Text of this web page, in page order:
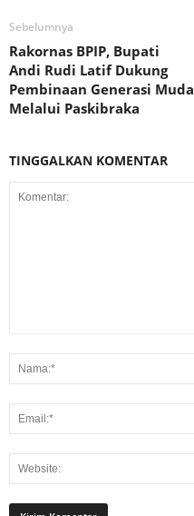
Sebelumnya
Rakornas BPIP, Bupati
Andi Rudi Latif Dukung
Pembinaan Generasi Muda
Melalui Paskibraka
TINGGALKAN KOMENTAR